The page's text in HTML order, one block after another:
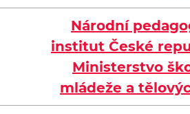
Národní
institut České
Ministerstvo
mládeže a